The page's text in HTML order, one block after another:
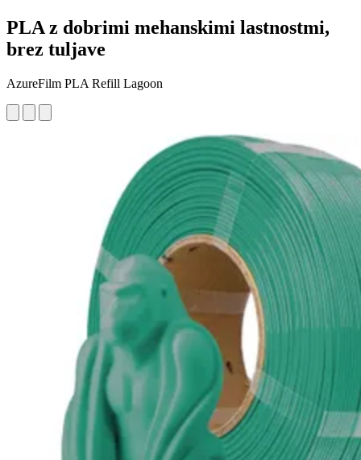
PLA z dobrimi mehanskimi lastnostmi,
brez tuljave
AzureFilm PLA Refill Lagoon